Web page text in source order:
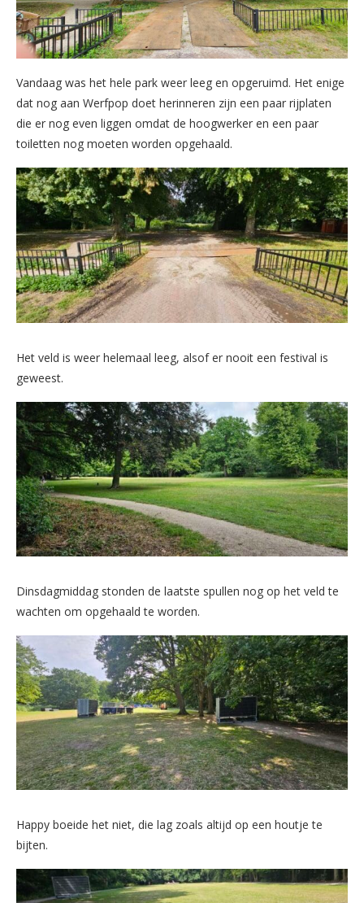
Vandaag was het hele park weer leeg en opgeruimd. Het enige
dat nog aan Werfpop doet herinneren zijn een paar rijplaten
die er nog even liggen omdat de hoogwerker en een paar
toiletten nog moeten worden opgehaald.
Het veld is weer helemaal leeg, alsof er nooit een festival is
geweest.
Dinsdagmiddag stonden de laatste spullen nog op het veld te
wachten om opgehaald te worden.
Happy boeide het niet, die lag zoals altijd op een houtje te
bijten.